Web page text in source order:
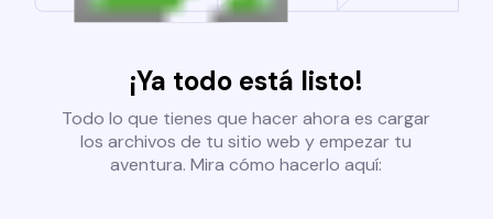
¡Ya todo está listo!
Todo lo que tienes que hacer ahora es cargar
los archivos de tu sitio web y empezar tu
aventura. Mira cómo hacerlo aquí: